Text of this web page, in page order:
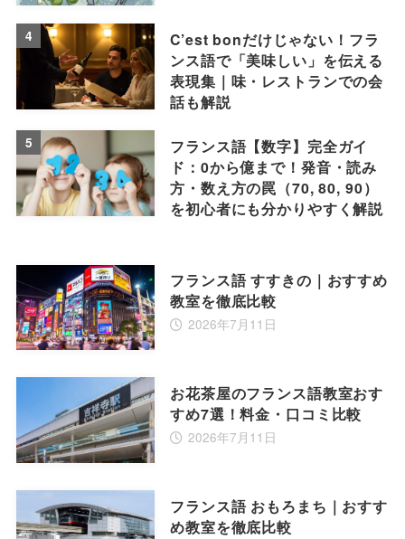
4
C’est bonだけじゃない！フラ
ンス語で「美味しい」を伝える
表現集｜味・レストランでの会
話も解説
5
フランス語【数字】完全ガイ
ド：0から億まで！発音・読み
方・数え方の罠（70, 80, 90）
を初心者にも分かりやすく解説
フランス語 すすきの｜おすすめ
教室を徹底比較
2026年7月11日
お花茶屋のフランス語教室おす
すめ7選！料金・口コミ比較
2026年7月11日
フランス語 おもろまち｜おすす
め教室を徹底比較